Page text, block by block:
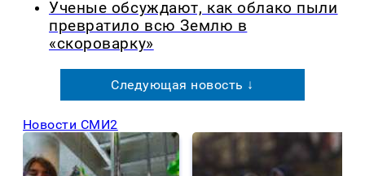
Ученые обсуждают, как облако пыли
превратило всю Землю в
«скороварку»
Следующая новость ↓
Новости СМИ2